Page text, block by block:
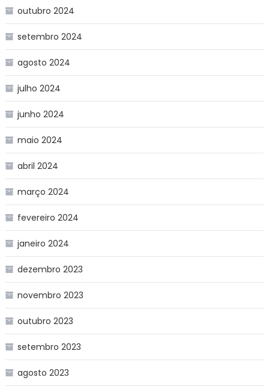
outubro 2024
setembro 2024
agosto 2024
julho 2024
junho 2024
maio 2024
abril 2024
março 2024
fevereiro 2024
janeiro 2024
dezembro 2023
novembro 2023
outubro 2023
setembro 2023
agosto 2023